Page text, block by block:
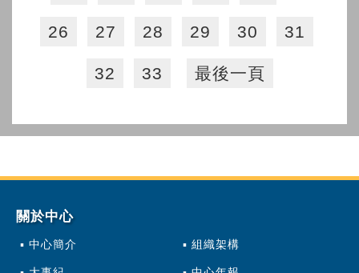
26 27 28 29 30 31
32 33 最後一頁
關於中心
中心簡介 組織架構